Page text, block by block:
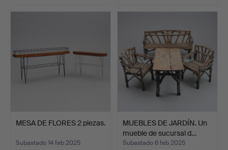
MESA DE FLORES 2 piezas.
Subastado 14 feb 2025
MUEBLES DE JARDÍN. Un
mueble de sucursal d…
Subastado 6 feb 2025